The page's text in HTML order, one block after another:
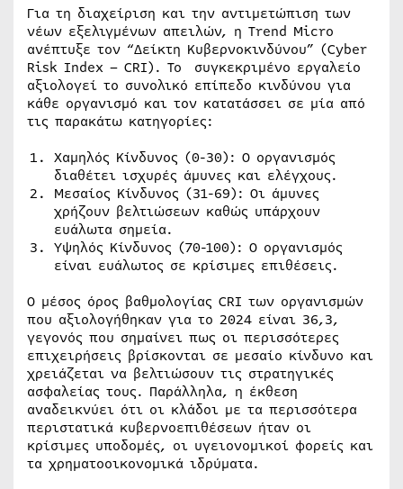
Για τη διαχείριση και την αντιμετώπιση των
νέων εξελιγμένων απειλών, η Trend Micro
ανέπτυξε τον “Δείκτη Κυβερνοκινδύνου” (Cyber
Risk Index – CRI). Το συγκεκριμένο εργαλείο
αξιολογεί το συνολικό επίπεδο κινδύνου για
κάθε οργανισμό και τον κατατάσσει σε μία από
τις παρακάτω κατηγορίες:
Χαμηλός Κίνδυνος (0-30): Ο οργανισμός
διαθέτει ισχυρές άμυνες και ελέγχους.
Μεσαίος Κίνδυνος (31-69): Οι άμυνες
χρήζουν βελτιώσεων καθώς υπάρχουν
ευάλωτα σημεία.
Υψηλός Κίνδυνος (70-100): Ο οργανισμός
είναι ευάλωτος σε κρίσιμες επιθέσεις.
Ο μέσος όρος βαθμολογίας CRI των οργανισμών
που αξιολογήθηκαν για το 2024 είναι 36,3,
γεγονός που σημαίνει πως οι περισσότερες
επιχειρήσεις βρίσκονται σε μεσαίο κίνδυνο και
χρειάζεται να βελτιώσουν τις στρατηγικές
ασφαλείας τους. Παράλληλα, η έκθεση
αναδεικνύει ότι οι κλάδοι με τα περισσότερα
περιστατικά κυβερνοεπιθέσεων ήταν οι
κρίσιμες υποδομές, οι υγειονομικοί φορείς και
τα χρηματοοικονομικά ιδρύματα.